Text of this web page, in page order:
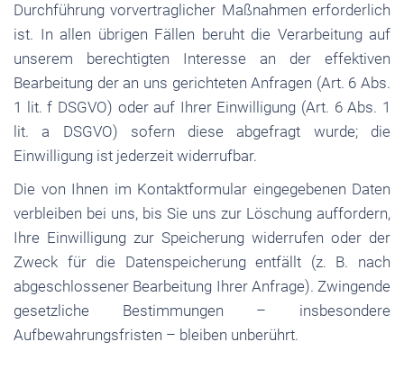
Durchführung vorvertraglicher Maßnahmen erforderlich
ist. In allen übrigen Fällen beruht die Verarbeitung auf
unserem berechtigten Interesse an der effektiven
Bearbeitung der an uns gerichteten Anfragen (Art. 6 Abs.
1 lit. f DSGVO) oder auf Ihrer Einwilligung (Art. 6 Abs. 1
lit. a DSGVO) sofern diese abgefragt wurde; die
Einwilligung ist jederzeit widerrufbar.
Die von Ihnen im Kontaktformular eingegebenen Daten
verbleiben bei uns, bis Sie uns zur Löschung auffordern,
Ihre Einwilligung zur Speicherung widerrufen oder der
Zweck für die Datenspeicherung entfällt (z. B. nach
abgeschlossener Bearbeitung Ihrer Anfrage). Zwingende
gesetzliche Bestimmungen – insbesondere
Aufbewahrungsfristen – bleiben unberührt.